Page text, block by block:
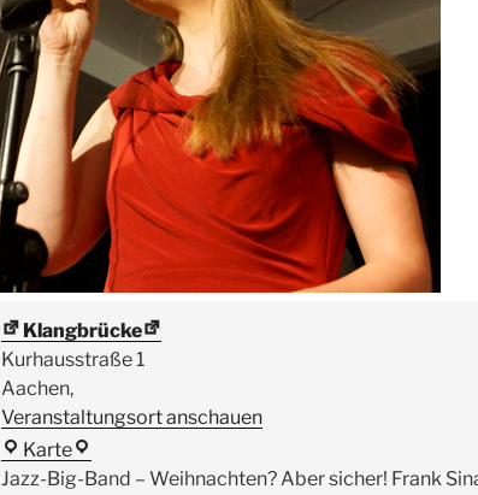
Klangbrücke
Kurhausstraße 1
Aachen,
Veranstaltungsort anschauen
KarteKlangbrücke
Jazz-Big-Band – Weihnachten? Aber sicher! Frank